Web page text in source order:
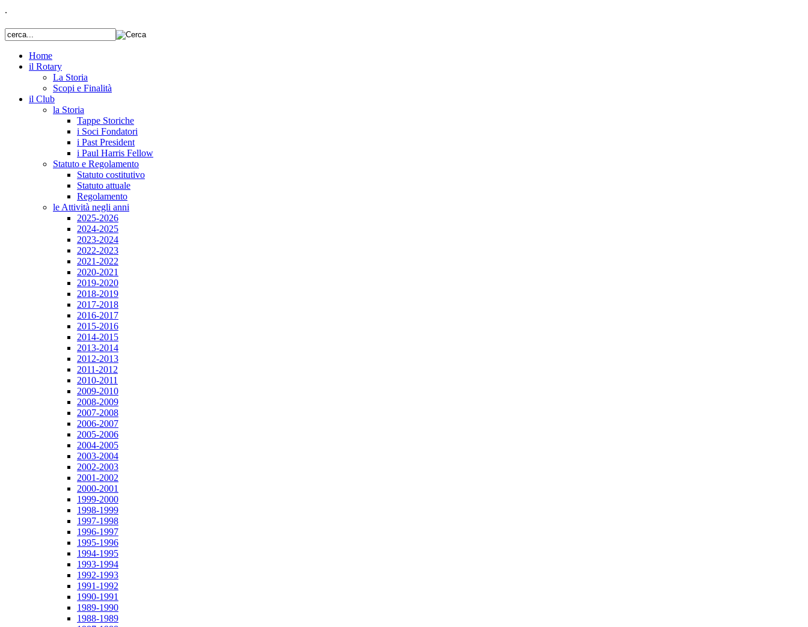
.
Home
il Rotary
La Storia
Scopi e Finalità
il Club
la Storia
Tappe Storiche
i Soci Fondatori
i Past President
i Paul Harris Fellow
Statuto e Regolamento
Statuto costitutivo
Statuto attuale
Regolamento
le Attività negli anni
2025-2026
2024-2025
2023-2024
2022-2023
2021-2022
2020-2021
2019-2020
2018-2019
2017-2018
2016-2017
2015-2016
2014-2015
2013-2014
2012-2013
2011-2012
2010-2011
2009-2010
2008-2009
2007-2008
2006-2007
2005-2006
2004-2005
2003-2004
2002-2003
2001-2002
2000-2001
1999-2000
1998-1999
1997-1998
1996-1997
1995-1996
1994-1995
1993-1994
1992-1993
1991-1992
1990-1991
1989-1990
1988-1989